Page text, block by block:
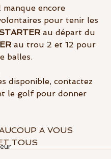
manque encore
pour tenir les
au départ du
au trou 2 et 12 pour
balles.
disponible, contactez
le golf pour donner
A VOUS
TOUS